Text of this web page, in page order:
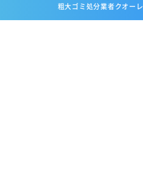
粗大ゴミ処分業者クオーレ